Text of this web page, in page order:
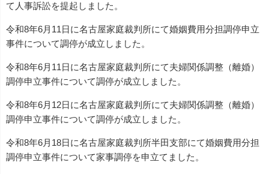
て人事訴訟を提起しました。
令和8年6月11日に名古屋家庭裁判所にて婚姻費用分担調停申立
事件について調停が成立しました。
令和8年6月11日に名古屋家庭裁判所にて夫婦関係調整（離婚）
調停申立事件について調停が成立しました。
令和8年6月12日に名古屋家庭裁判所にて夫婦関係調整（離婚）
調停申立事件について調停が成立しました。
令和8年6月18日に名古屋家庭裁判所半田支部にて婚姻費用分担
調停申立事件について家事調停を申立てました。